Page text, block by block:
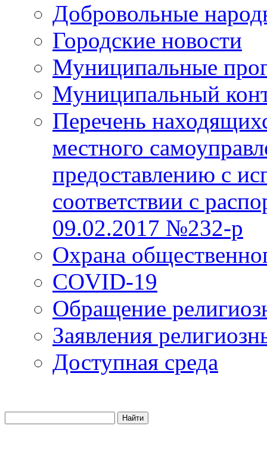
Добровольные
Городские новости
Муниципальные
Муниципальный
Перечень
местного
предоставлению с
соответствии с
09.02.2017 №232-р
Охрана
COVID-19
Обращение
Заявления
Доступная среда
Найти